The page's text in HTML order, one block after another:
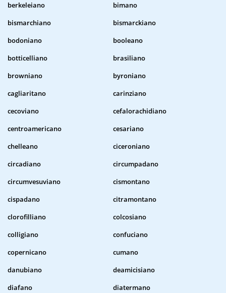
berkeleiano
bimano
bismarchiano
bismarckiano
bodoniano
booleano
botticelliano
brasiliano
browniano
byroniano
cagliaritano
carinziano
cecoviano
cefalorachidiano
centroamericano
cesariano
chelleano
ciceroniano
circadiano
circumpadano
circumvesuviano
cismontano
cispadano
citramontano
clorofilliano
colcosiano
colligiano
confuciano
copernicano
cumano
danubiano
deamicisiano
diafano
diatermano